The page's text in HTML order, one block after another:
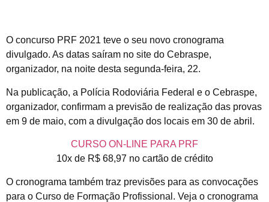
O concurso PRF 2021 teve o seu novo cronograma
divulgado. As datas saíram no site do Cebraspe,
organizador, na noite desta segunda-feira, 22.
Na publicação, a Polícia Rodoviária Federal e o Cebraspe,
organizador, confirmam a previsão de realização das provas
em 9 de maio, com a divulgação dos locais em 30 de abril.
CURSO ON-LINE PARA PRF
10x de R$ 68,97 no cartão de crédito
O cronograma também traz previsões para as convocações
para o Curso de Formação Profissional. Veja o cronograma